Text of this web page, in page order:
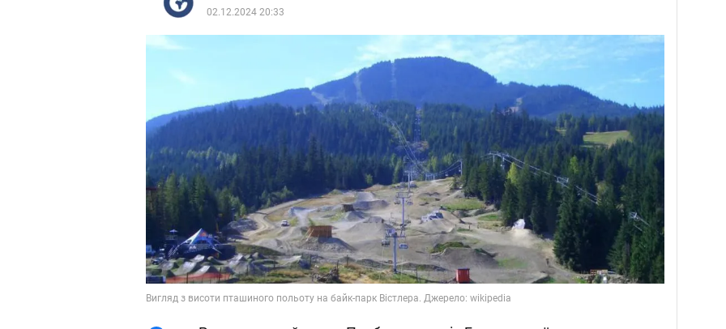
02.12.2024 20:33
Вигляд з висоти пташиного польоту на байк-парк Вістлера. Джерело: wikipedia